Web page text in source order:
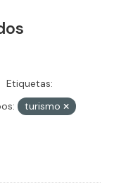
Etiquetas:
turismo